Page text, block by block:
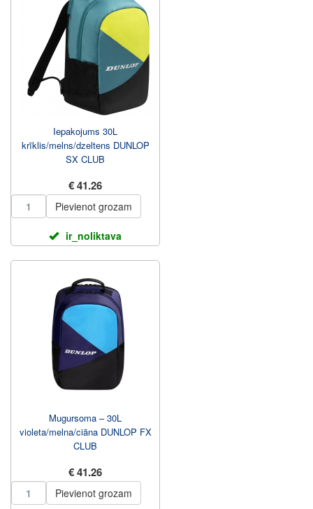
Iepakojums 30L
krīklis/melns/dzeltens DUNLOP
SX CLUB
€ 41.26
Pievienot grozam
ir_noliktava
Mugursoma – 30L
violeta/melna/ciāna DUNLOP FX
CLUB
€ 41.26
Pievienot grozam